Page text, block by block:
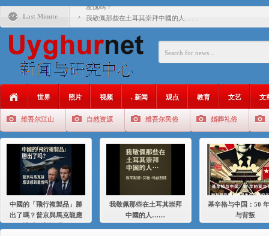
Last Minute
羞愧嗎？
我敬佩那些在土耳其崇拜中國的人……
基辛格与中国：50 年的爱与背叛
年的百年關係
大一统情结使魏京生失去理智 / 伊利夏提
伊利夏提：在自责与内疚中的挣扎
伊利夏提：消失在集中营的红衣女孩
伊利夏提：维吾尔种族灭绝
世界 照片 视频 . 新闻 观点 教育 文艺 文
维吾尔江山 自然资源 维吾尔民俗 婚葬礼俗
中國的「飛行複製品」勝
出了嗎？普京與馬克龍應
我敬佩那些在土耳其崇拜
中國的人……
基辛格与中国：50
与背叛